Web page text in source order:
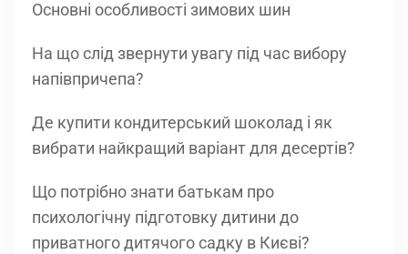
Основні особливості зимових шин
На що слід звернути увагу під час вибору
напівпричепа?
Де купити кондитерський шоколад і як
вибрати найкращий варіант для десертів?
Що потрібно знати батькам про
психологічну підготовку дитини до
приватного дитячого садку в Києві?